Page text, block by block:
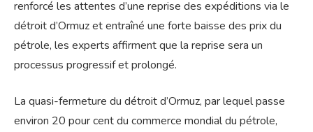
renforcé les attentes d’une reprise des expéditions via le
détroit d’Ormuz et entraîné une forte baisse des prix du
pétrole, les experts affirment que la reprise sera un
processus progressif et prolongé.
La quasi-fermeture du détroit d’Ormuz, par lequel passe
environ 20 pour cent du commerce mondial du pétrole,